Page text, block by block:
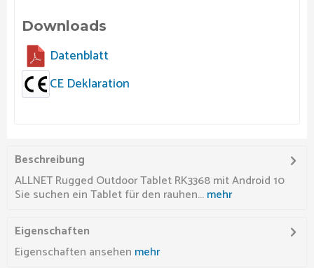
Downloads
Datenblatt
CE Deklaration
Beschreibung
ALLNET Rugged Outdoor Tablet RK3368 mit Android 10
Sie suchen ein Tablet für den rauhen...mehr
Eigenschaften
Eigenschaften ansehen mehr